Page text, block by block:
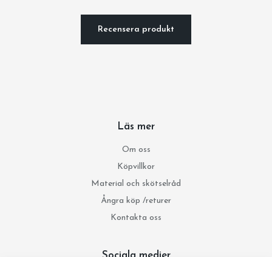
Recensera produkt
Läs mer
Om oss
Köpvillkor
Material och skötselråd
Ångra köp /returer
Kontakta oss